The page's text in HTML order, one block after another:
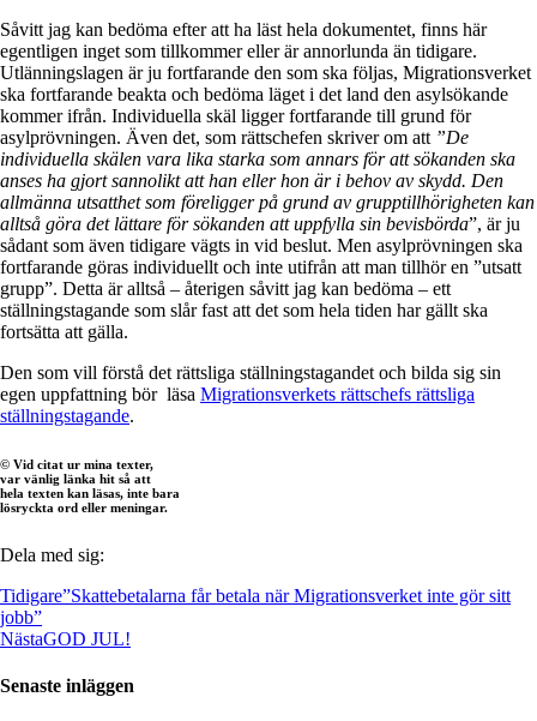
Såvitt jag kan bedöma efter att ha läst hela dokumentet, finns här
egentligen inget som tillkommer eller är annorlunda än tidigare.
Utlänningslagen är ju fortfarande den som ska följas, Migrationsverket
ska fortfarande beakta och bedöma läget i det land den asylsökande
kommer ifrån. Individuella skäl ligger fortfarande till grund för
asylprövningen. Även det, som rättschefen skriver om att ”De
individuella skälen vara lika starka som annars för att sökanden ska
anses ha gjort sannolikt att han eller hon är i behov av skydd. Den
allmänna utsatthet som föreligger på grund av grupptillhörigheten kan
alltså göra det lättare för sökanden att uppfylla sin bevisbörda”, är ju
sådant som även tidigare vägts in vid beslut. Men asylprövningen ska
fortfarande göras individuellt och inte utifrån att man tillhör en ”utsatt
grupp”. Detta är alltså – återigen såvitt jag kan bedöma – ett
ställningstagande som slår fast att det som hela tiden har gällt ska
fortsätta att gälla.
Den som vill förstå det rättsliga ställningstagandet och bilda sig sin
egen uppfattning bör läsa Migrationsverkets rättschefs rättsliga
ställningstagande.
© Vid citat ur mina texter,
var vänlig länka hit så att
hela texten kan läsas, inte bara
lösryckta ord eller meningar.
Dela med sig:
Tidigare”Skattebetalarna får betala när Migrationsverket inte gör sitt
jobb”
NästaGOD JUL!
Senaste inläggen